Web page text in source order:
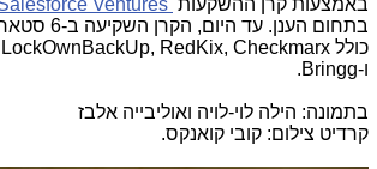
באמצעות קרן ההשקעות Ventures
בתחום הענן.
כולל OwnBackUp, RedKix, Checkmarx
ו-Bringg
.
בתמונה: הילה לוי-לויה ואוליבייה אלבז
קרדיט צילום: קובי קואנקס.